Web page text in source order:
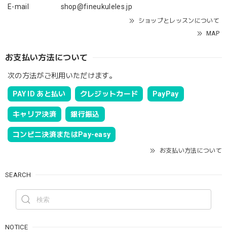
E-mail
shop@fineukuleles.jp
ショップとレッスンについて
MAP
お支払い方法について
次の方法がご利用いただけます。
PAY ID あと払い クレジットカード PayPay
キャリア決済 銀行振込
コンビニ決済またはPay-easy
お支払い方法について
SEARCH
NOTICE